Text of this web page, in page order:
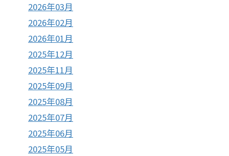
2026年03月
2026年02月
2026年01月
2025年12月
2025年11月
2025年09月
2025年08月
2025年07月
2025年06月
2025年05月